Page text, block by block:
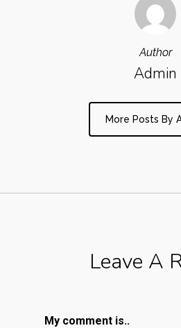
Author
Admin
More Posts By
Leave A
My comment is..